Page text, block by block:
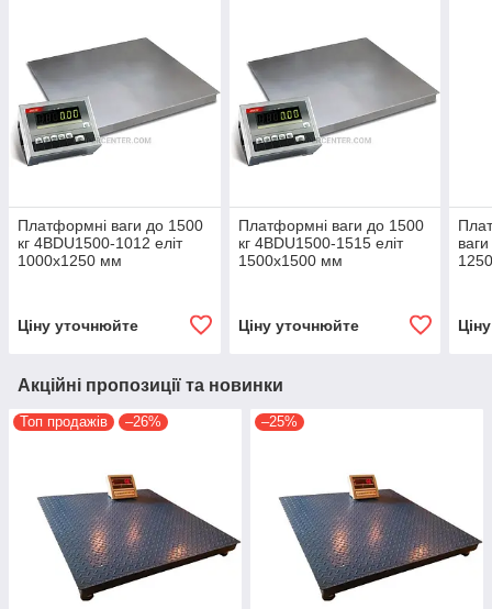
Платформні ваги до 1500
кг 4BDU1500-1012 еліт
1000х1250 мм
Ціну уточнюйте
Платформні ваги до 1500
кг 4BDU1500-1515 еліт
1500х1500 мм
Ціну уточнюйте
Акційні пропозиції та новинки
Топ продажів –26% –25%